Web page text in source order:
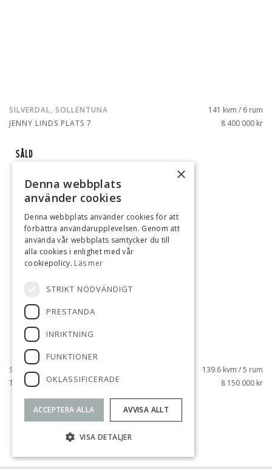
SILVERDAL, SOLLENTUNA
JENNY LINDS PLATS 7
141 kvm / 6 rum
8 400 000 kr
SÅLD
SILVERDAL, SOLLENTUNA
TED GÄRDESTADS PLATS 2
139.6 kvm / 5 rum
8 150 000 kr
VISA FLER
×
Denna webbplats
använder cookies
Denna webbplats använder cookies för att
förbättra användarupplevelsen. Genom att
använda vår webbplats samtycker du till
alla cookies i enlighet med vår
cookiepolicy. Läs mer
STRIKT NÖDVÄNDIGT
PRESTANDA
INRIKTNING
FUNKTIONER
OKLASSIFICERADE
ACCEPTERA ALLA AVVISA ALLT
VISA DETALJER